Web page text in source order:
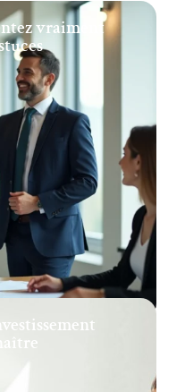
vraiment